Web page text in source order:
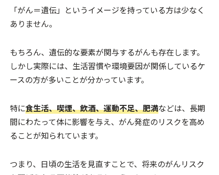
「がん＝遺伝」というイメージを持っている方は少なく
ありません。
もちろん、遺伝的な要素が関与するがんも存在します。
しかし実際には、生活習慣や環境要因が関係しているケ
ースの方が多いことが分かっています。
特に食生活、喫煙、飲酒、運動不足、肥満などは、長期
間にわたって体に影響を与え、がん発症のリスクを高め
ることが知られています。
つまり、日頃の生活を見直すことで、将来のがんリスク